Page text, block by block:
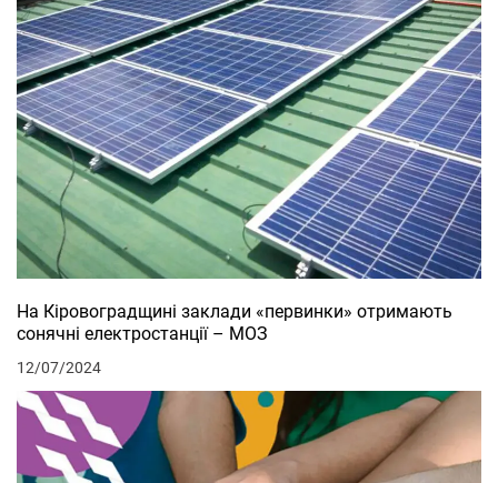
На Кіровоградщині заклади «первинки» отримають
сонячні електростанції – МОЗ
12/07/2024